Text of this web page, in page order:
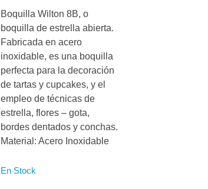
Boquilla Wilton 8B, o
boquilla de estrella abierta.
Fabricada en acero
inoxidable, es una boquilla
perfecta para la decoración
de tartas y cupcakes, y el
empleo de técnicas de
estrella, flores – gota,
bordes dentados y conchas.
Material: Acero Inoxidable
En Stock